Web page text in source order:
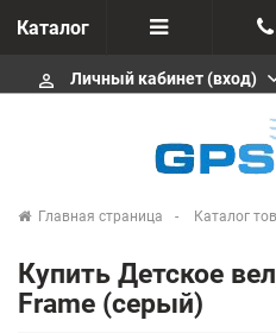
Каталог
Отзывы
+375 291646666
msa333
info@gpsnavi.by
perm_identity Личный кабинет (вход)
Главная страница Каталог
Купить Детское
Frame (серый)